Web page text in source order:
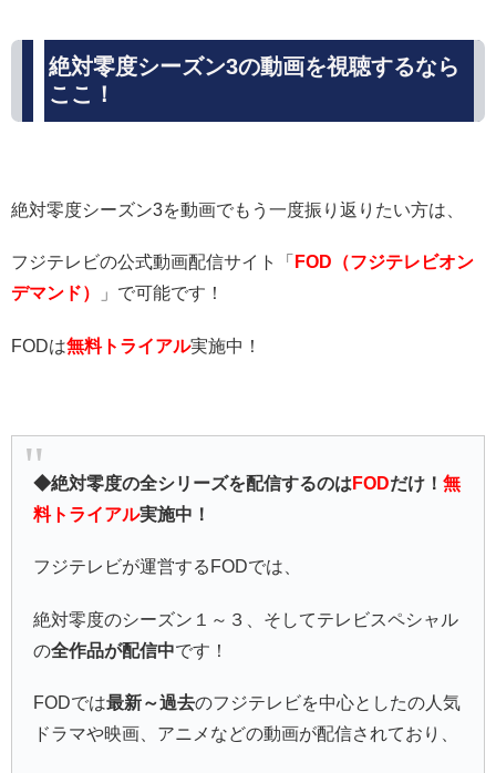
絶対零度シーズン3の動画を視聴するなら
ここ！
絶対零度シーズン3を動画でもう一度振り返りたい方は、
フジテレビの公式動画配信サイト「 FOD（フジテレビオン
デマンド）
」で可能です！
FODは無料トライアル実施中！
◆絶対零度の全シリーズを配信するのは FODだけ！無
料トライアル実施中！
フジテレビが運営するFODでは、
絶対零度のシーズン１～３、そしてテレビスペシャル
の全作品が配信中です！
FODでは最新～過去のフジテレビを中心としたの人気
ドラマや映画、アニメなどの動画が配信されており、